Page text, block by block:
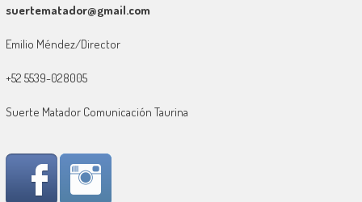
suertematador@gmail.com
Emilio Méndez/Director
+52 5539-028005
Suerte Matador Comunicación Taurina